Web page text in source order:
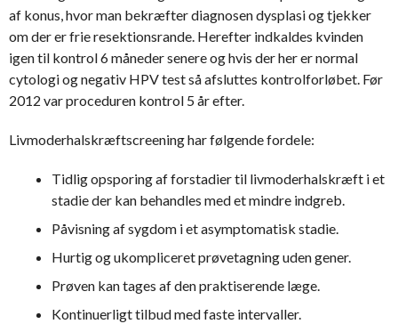
af konus, hvor man bekræfter diagnosen dysplasi og tjekker
om der er frie resektionsrande. Herefter indkaldes kvinden
igen til kontrol 6 måneder senere og hvis der her er normal
cytologi og negativ HPV test så afsluttes kontrolforløbet. Før
2012 var proceduren kontrol 5 år efter.
Livmoderhalskræftscreening har følgende fordele:
Tidlig opsporing af forstadier til livmoderhalskræft i et
stadie der kan behandles med et mindre indgreb.
Påvisning af sygdom i et asymptomatisk stadie.
Hurtig og ukompliceret prøvetagning uden gener.
Prøven kan tages af den praktiserende læge.
Kontinuerligt tilbud med faste intervaller.